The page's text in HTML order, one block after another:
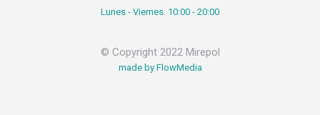
Lunes - Viernes. 10:00 - 20:00
© Copyright 2022 Mirepol
made by FlowMedia